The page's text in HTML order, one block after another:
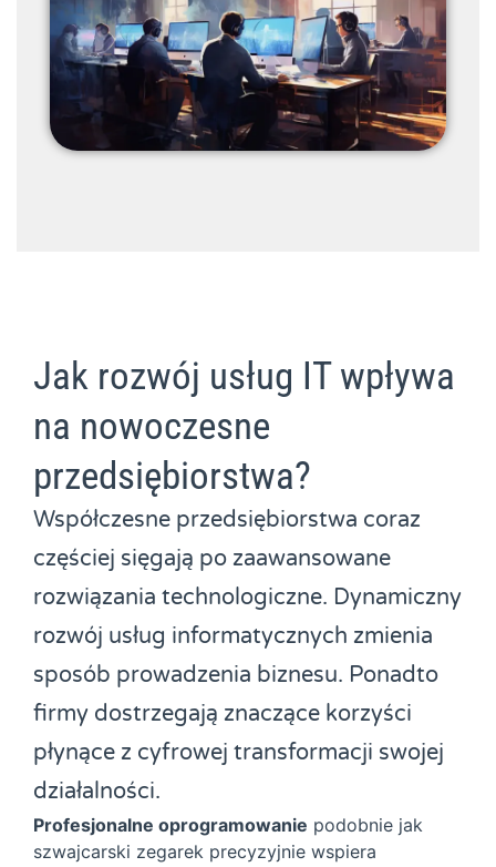
Jak rozwój usług IT wpływa
na nowoczesne
przedsiębiorstwa?
Współczesne przedsiębiorstwa coraz
częściej sięgają po zaawansowane
rozwiązania technologiczne. Dynamiczny
rozwój usług informatycznych zmienia
sposób prowadzenia biznesu. Ponadto
firmy dostrzegają znaczące korzyści
płynące z cyfrowej transformacji swojej
działalności.
Profesjonalne oprogramowanie podobnie jak
szwajcarski zegarek precyzyjnie wspiera